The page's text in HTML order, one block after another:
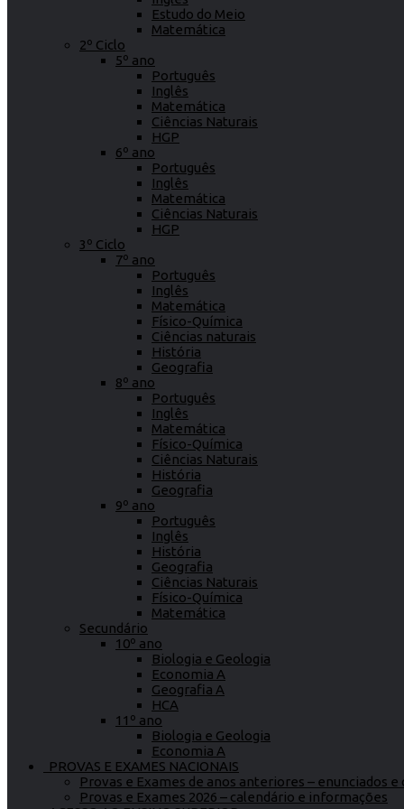
Estudo do Meio
Matemática
2º Ciclo
5º ano
Português
Inglês
Matemática
Ciências Naturais
HGP
6º ano
Português
Inglês
Matemática
Ciências Naturais
HGP
3º Ciclo
7º ano
Português
Inglês
Matemática
Físico-Química
Ciências naturais
História
Geografia
8º ano
Português
Inglês
Matemática
Físico-Química
Ciências Naturais
História
Geografia
9º ano
Português
Inglês
História
Geografia
Ciências Naturais
Físico-Química
Matemática
Secundário
10º ano
Biologia e Geologia
Economia A
Geografia A
HCA
11º ano
Biologia e Geologia
Economia A
PROVAS E EXAMES NACIONAIS
Provas e Exames de anos anteriores – enunciados
Provas e Exames 2026 – calendário e informações